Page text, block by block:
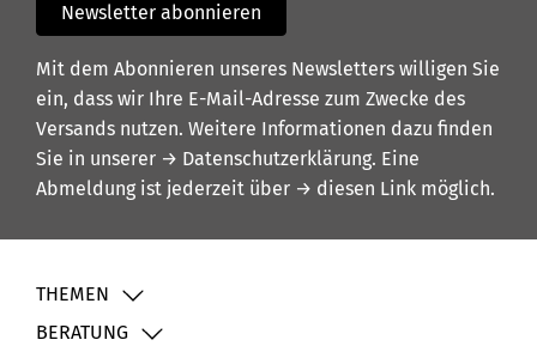
Newsletter abonnieren
Mit dem Abonnieren unseres Newsletters willigen Sie
ein, dass wir Ihre E-Mail-Adresse zum Zwecke des
Versands nutzen. Weitere Informationen dazu finden
Sie in unserer → Datenschutzerklärung. Eine
Abmeldung ist jederzeit über → diesen Link möglich.
THEMEN
BERATUNG